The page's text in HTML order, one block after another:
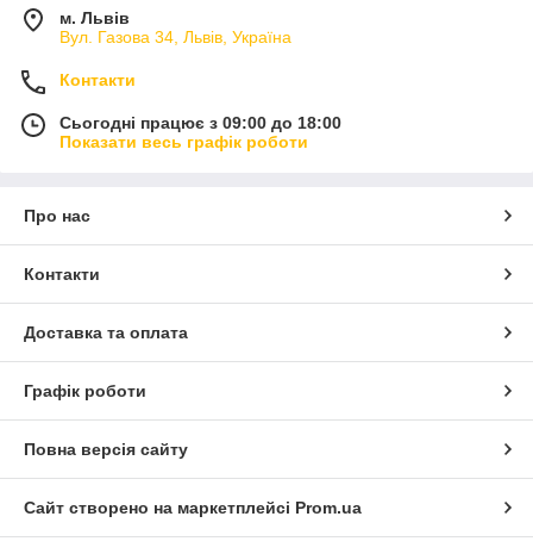
м. Львів
Вул. Газова 34, Львів, Україна
Контакти
Сьогодні працює з 09:00 до 18:00
Показати весь графік роботи
Про нас
Контакти
Доставка та оплата
Графік роботи
Повна версія сайту
Сайт створено на маркетплейсі Prom.ua